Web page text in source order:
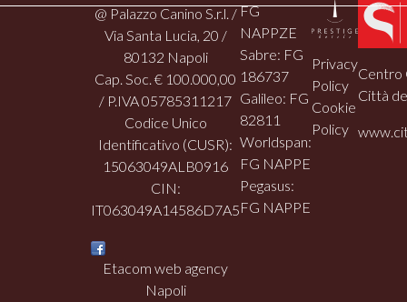
@ Palazzo Canino S.r.l. /
Via Santa Lucia, 20 /
80132 Napoli
Cap. Soc. € 100.000,00
/ P.IVA 05785311217
Codice Unico
Identificativo (CUSR):
15063049ALB0916
CIN:
IT063049A14586D7A5
Etacom web agency
Napoli
FG
NAPPZE
Sabre: FG
186737
Galileo: FG
82811
Worldspan:
FG NAPPE
Pegasus:
FG NAPPE
Privacy
Policy
Cookie
Policy
Centro
Città